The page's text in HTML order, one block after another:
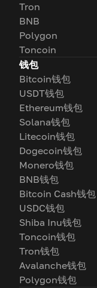
Tron
BNB
Polygon
Toncoin
钱包
Bitcoin钱包
USDT钱包
Ethereum钱包
Solana钱包
Litecoin钱包
Dogecoin钱包
Monero钱包
BNB钱包
Bitcoin Cash钱包
USDC钱包
Shiba Inu钱包
Toncoin钱包
Tron钱包
Avalanche钱包
Polygon钱包